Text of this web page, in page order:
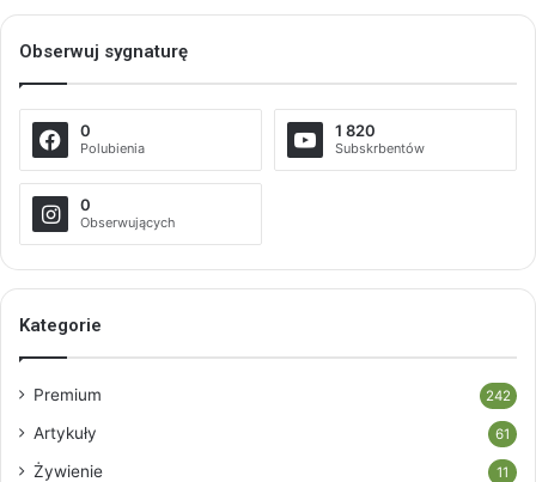
Obserwuj sygnaturę
0
Polubienia
1 820
Subskrbentów
0
Obserwujących
Kategorie
Premium 242
Artykuły 61
Żywienie 11